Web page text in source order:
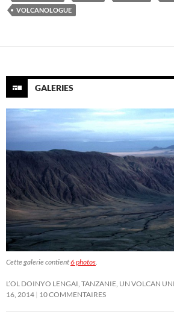
VOLCANOLOGUE
GALERIES
Cette galerie contient6 photos
L’OL DOINYO LENGAI, TANZANIE, UN VOLCAN
16, 2014 10 COMMENTAIRES